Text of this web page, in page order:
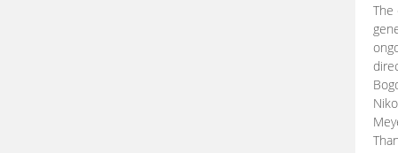
The